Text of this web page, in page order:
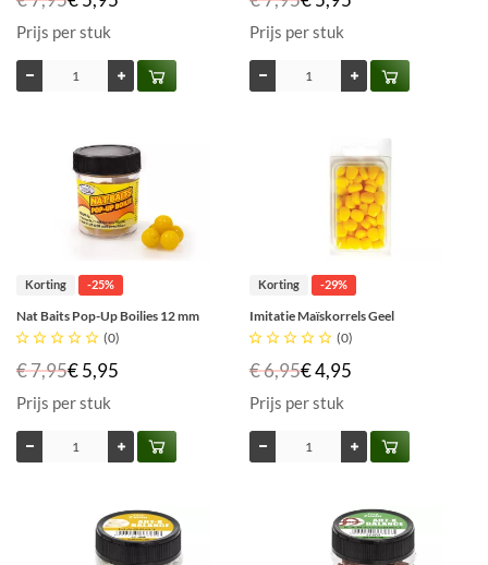
Prijs per stuk Prijs per stuk
Korting -25%
Nat Baits Pop-Up Boilies 12 mm
     (0)
€ 7,95€ 5,95
Prijs per stuk
Korting -29%
Imitatie Maïskorrels Geel
     (0)
€ 6,95€ 4,95
Prijs per stuk